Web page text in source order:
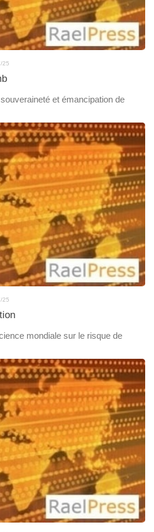
25
et émancipation de
25
mondiale sur le risque de